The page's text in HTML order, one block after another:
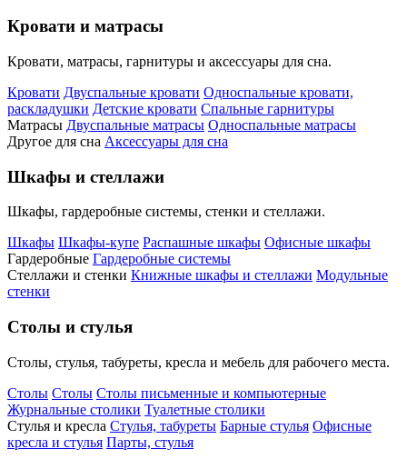
Кровати и матрасы
Кровати, матрасы, гарнитуры и аксессуары для сна.
Кровати Двуспальные кровати Односпальные кровати,
раскладушки Детские кровати Спальные гарнитуры
Матрасы Двуспальные матрасы Односпальные матрасы
Другое для сна Аксессуары для сна
Шкафы и стеллажи
Шкафы, гардеробные системы, стенки и стеллажи.
Шкафы Шкафы-купе Распашные шкафы Офисные шкафы
Гардеробные Гардеробные системы
Стеллажи и стенки Книжные шкафы и стеллажи Модульные
стенки
Столы и стулья
Столы, стулья, табуреты, кресла и мебель для рабочего места.
Столы Столы Столы письменные и компьютерные
Журнальные столики Туалетные столики
Стулья и кресла Стулья, табуреты Барные стулья Офисные
кресла и стулья Парты, стулья